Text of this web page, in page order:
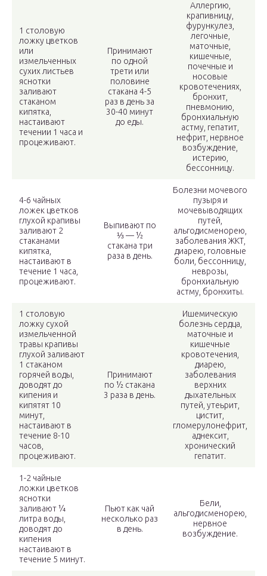
1 столовую
ложку цветков
или
измельченных
сухих листьев
яснотки
заливают
стаканом
кипятка,
настаивают
течении 1 часа и
процеживают.
Принимают
по одной
трети или
половине
стакана 4-5
раз в день за
30-40 минут
до еды.
Аллергию,
крапивницу,
фурункулез,
легочные,
маточные,
кишечные,
почечные и
носовые
кровотечениях,
бронхит,
пневмонию,
бронхиальную
астму, гепатит,
нефрит, нервное
возбуждение,
истерию,
бессонницу.
4-6 чайных
ложек цветков
глухой крапивы
заливают 2
стаканами
кипятка,
настаивают в
течение 1 часа,
процеживают.
Выпивают по
⅓ — ½
стакана три
раза в день.
Болезни мочевого
пузыря и
мочевыводящих
путей,
альгодисменорею,
заболевания ЖКТ,
диарею, головные
боли, бессонницу,
неврозы,
бронхиальную
астму, бронхиты.
1 столовую
ложку сухой
измельченной
травы крапивы
глухой заливают
1 стаканом
горячей воды,
доводят до
кипения и
кипятят 10
минут,
настаивают в
течение 8-10
часов,
процеживают.
Принимают
по ½ стакана
3 раза в день.
Ишемическую
болезнь сердца,
маточные и
кишечные
кровотечения,
диарею,
заболевания
верхних
дыхательных
путей, утеьрит,
цистит,
гломерулонефрит,
аднексит,
хронический
гепатит.
1-2 чайные
ложки цветков
яснотки
заливают ¼
литра воды,
доводят до
кипения
настаивают в
течение 5 минут.
Пьют как чай
несколько раз
в день.
Бели,
альгодисменорею,
нервное
возбуждение.